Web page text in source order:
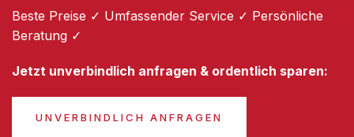
Beste Preise ✓ Umfassender Service ✓ Persönliche
Beratung ✓
Jetzt unverbindlich anfragen & ordentlich sparen:
UNVERBINDLICH ANFRAGEN